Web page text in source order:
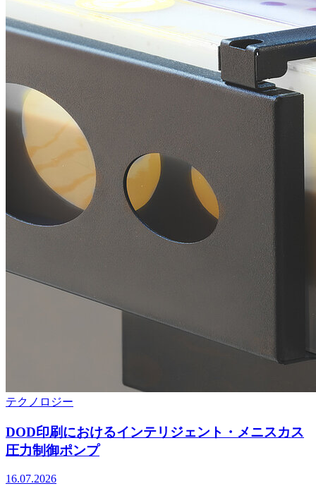
テクノロジー
DOD印刷におけるインテリジェント・メニスカス
圧力制御ポンプ
16.07.2026